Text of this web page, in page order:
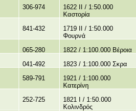
306-974
1622 II / 1:50.000
Καστορία
841-432
1719 II / 1:50.000
Φουρνά
065-280
1822 / 1:100.000 Βέροια
041-492
1823 / 1:100.000 Σκρα
589-791
1921 / 1:100.000
Κατερίνη
252-725
1821 I / 1:50.000
Κολινδρός